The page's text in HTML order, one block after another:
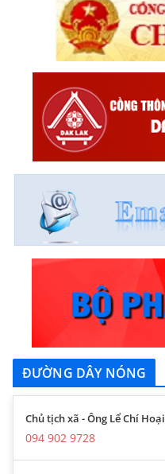
ĐƯỜNG DÂY NÓNG
Chủ tịch xã - Ông Lể Chí Hoại
094 902 9728